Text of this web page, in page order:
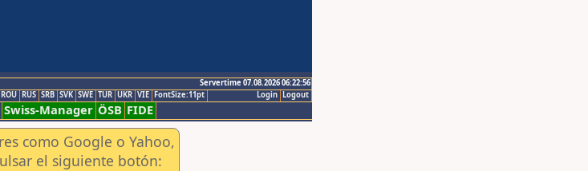
Servertime 07.08.2026 06:22:56
Logout
Login
ROU RUS SRB SVK SWE TUR UKR VIE FontSize:11pt
Swiss-Manager ÖSB FIDE
como Google o Yahoo,
el siguiente botón: